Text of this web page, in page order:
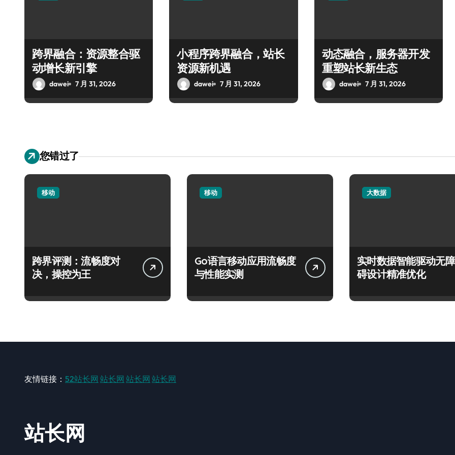
跨界融合：资源整合驱
动增长新引擎
dawei 7 月 31, 2026
小程序跨界融合，站长
资源新机遇
dawei 7 月 31, 2026
动态融合，服务器开发
重塑站长新生态
dawei 7 月 31, 2026
您错过了
移动
跨界评测：流畅度对
决，操控为王
移动
Go语言移动应用流畅度
与性能实测
大数据
实时数据智能驱动无障
碍设计精准优化
友情链接： 52站长网 站长网 站长网 站长网
站长网